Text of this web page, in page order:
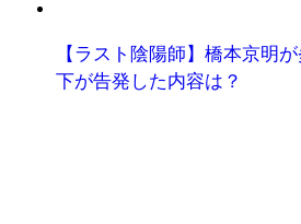
【ラスト陰陽師】橋本京明
下が告発した内容は？